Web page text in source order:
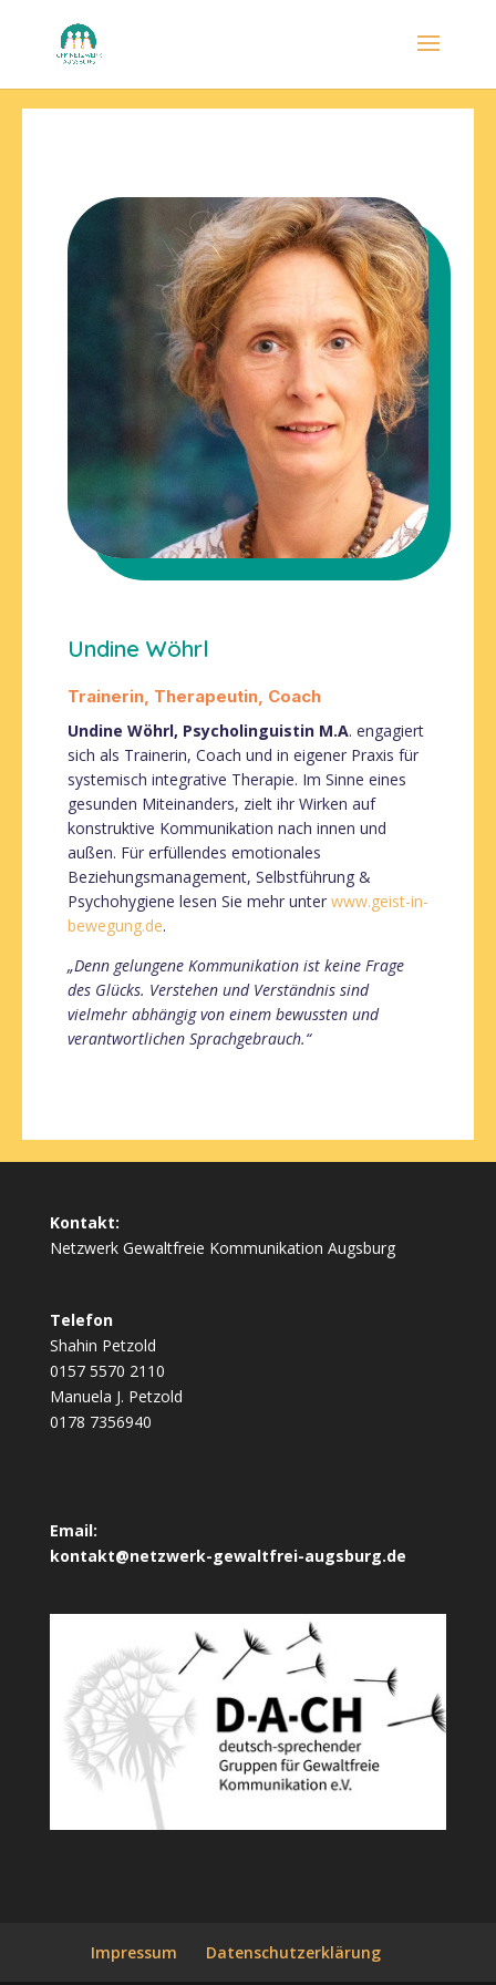
Undine Wöhrl
Trainerin, Therapeutin, Coach
Undine Wöhrl, Psycholinguistin M.A. engagiert
sich als Trainerin, Coach und in eigener Praxis für
systemisch integrative Therapie. Im Sinne eines
gesunden Miteinanders, zielt ihr Wirken auf
konstruktive Kommunikation nach innen und
außen. Für erfüllendes emotionales
Beziehungsmanagement, Selbstführung &
Psychohygiene lesen Sie mehr unter www.geist-in-
bewegung.de.
„Denn gelungene Kommunikation ist keine Frage
des Glücks. Verstehen und Verständnis sind
vielmehr abhängig von einem bewussten und
verantwortlichen Sprachgebrauch.“
Kontakt:
Netzwerk Gewaltfreie Kommunikation Augsburg
Telefon
Shahin Petzold
0157 5570 2110
Manuela J. Petzold
0178 7356940
Email:
kontakt@netzwerk-gewaltfrei-augsburg.de
Impressum Datenschutzerklärung